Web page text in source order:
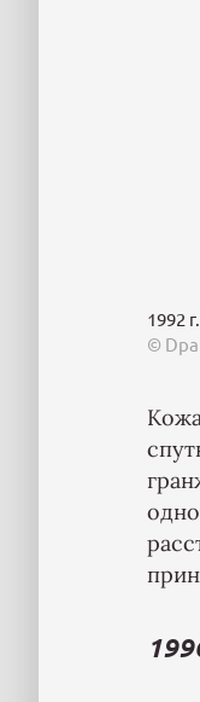
1992 г.
© Dpa